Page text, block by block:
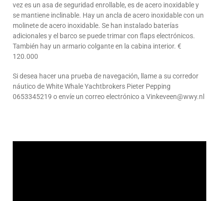
vez es un asa de seguridad enrollable, es de acero inoxidable y
se mantiene inclinable. Hay un ancla de acero inoxidable con un
molinete de acero inoxidable. Se han instalado baterías
adicionales y el barco se puede trimar con flaps electrónicos.
También hay un armario colgante en la cabina interior. €
120.000
Si desea hacer una prueba de navegación, llame a su corredor
náutico de White Whale Yachtbrokers Pieter Pepping
0653345219 o envíe un correo electrónico a Vinkeveen@wwy.nl